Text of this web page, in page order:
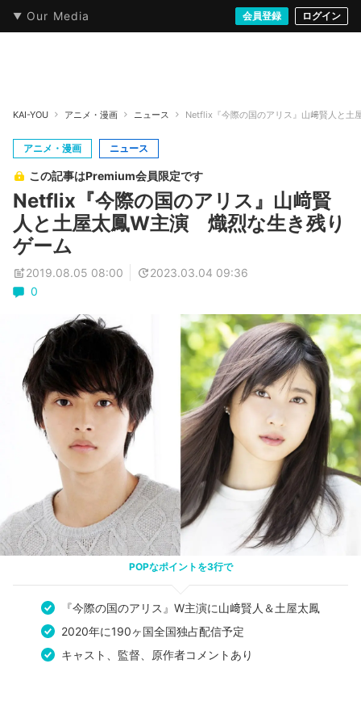
Our Media 会員登録 ログイン
本・文芸 情報化社会 音楽・映像 ゲームストリート
KAI-YOU アニメ・漫画 ニュース Netflix『今際の国のアリス』山﨑賢人と
アニメ・漫画 ニュース
この記事はPremium会員限定です
Netflix『今際の国のアリス』山﨑賢
人と土屋太鳳W主演 熾烈な生き残り
ゲーム
2019.08.05 08:00
2023.03.04 09:36
0
POPなポイントを3行で
『今際の国のアリス』W主演に山﨑賢人＆土屋太鳳
2020年に190ヶ国全国独占配信予定
キャスト、監督、原作者コメントあり